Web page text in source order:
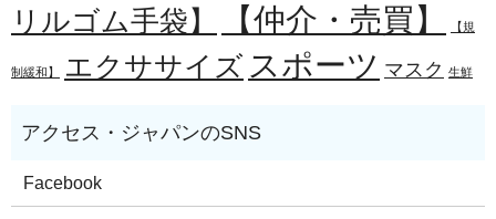
リルゴム手袋】
【仲介・売買】 【規
制緩和】 エクササイズ スポーツ マスク 生鮮
Facebook